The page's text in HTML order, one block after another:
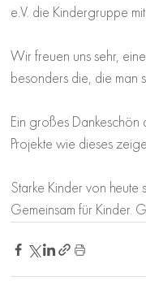
e.V. die Kindergruppe
Wir freuen uns sehr,
besonders die, die man
Ein großes Dankeschön
Projekte wie dieses
Starke Kinder von heute
Gemeinsam für Kinder.